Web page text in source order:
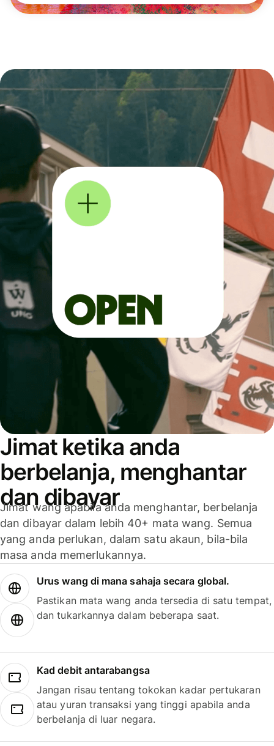
Jimat ketika anda
berbelanja, menghantar
dan dibayar
Jimat wang apabila anda menghantar, berbelanja
dan dibayar dalam lebih 40+ mata wang. Semua
yang anda perlukan, dalam satu akaun, bila-bila
masa anda memerlukannya.
Urus wang di mana sahaja secara global.
Pastikan mata wang anda tersedia di satu tempat,
dan tukarkannya dalam beberapa saat.
Kad debit antarabangsa
Jangan risau tentang tokokan kadar pertukaran
atau yuran transaksi yang tinggi apabila anda
berbelanja di luar negara.